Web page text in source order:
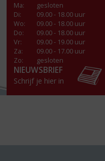
Ma:
gesloten
Di:
09.00 - 18.00 uur
Wo:
09.00 - 18.00 uur
Do:
09.00 - 18.00 uur
Vr:
09.00 - 19.00 uur
Za:
09.00 - 17.00 uur
Zo:
gesloten
NIEUWSBRIEF
Schrijf je hier in